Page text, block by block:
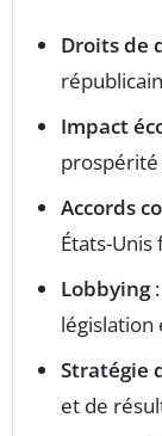
Droits de
Impact
prospérité
Accords
États-Unis
Lobbying:
législation
Stratégie
et de